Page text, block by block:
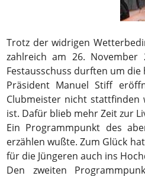
Trotz der widrigen
zahlreich am 26. November
Festausschuss durften um
Präsident Manuel Stiff
Clubmeister nicht stattfinden
ist. Dafür blieb mehr Zeit zur
Ein Programmpunkt des
erzählen wußte. Zum Glück
für die Jüngeren auch ins
Den zweiten